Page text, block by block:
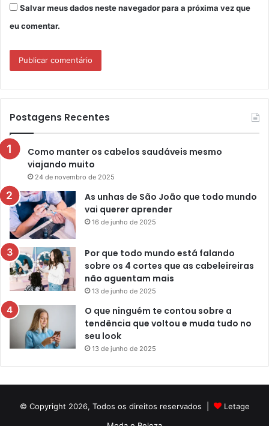
Salvar meus dados neste navegador para a próxima vez que
eu comentar.
Postagens Recentes
Como manter os cabelos saudáveis mesmo
viajando muito
24 de novembro de 2025
As unhas de São João que todo mundo
vai querer aprender
16 de junho de 2025
Por que todo mundo está falando
sobre os 4 cortes que as cabeleireiras
não aguentam mais
13 de junho de 2025
O que ninguém te contou sobre a
tendência que voltou e muda tudo no
seu look
13 de junho de 2025
© Copyright 2026, Todos os direitos reservados |
Letage